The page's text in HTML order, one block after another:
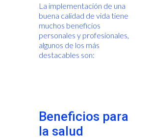
La implementación de una
buena calidad de vida tiene
muchos beneficios
personales y profesionales,
algunos de los más
destacables son:
Beneficios para
la salud